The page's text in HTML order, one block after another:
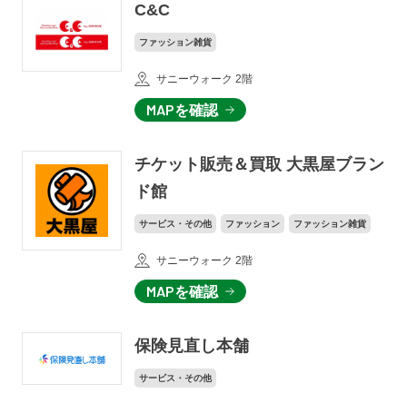
C&C
ファッション雑貨
サニーウォーク 2階
MAPを確認
チケット販売＆買取 大黒屋ブラン
ド館
サービス・その他 ファッション ファッション雑貨
サニーウォーク 2階
MAPを確認
保険見直し本舗
サービス・その他